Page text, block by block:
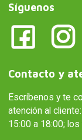
Síguenos
Contacto y
Escríbenos y te
atención al
15:00 a 18:00;